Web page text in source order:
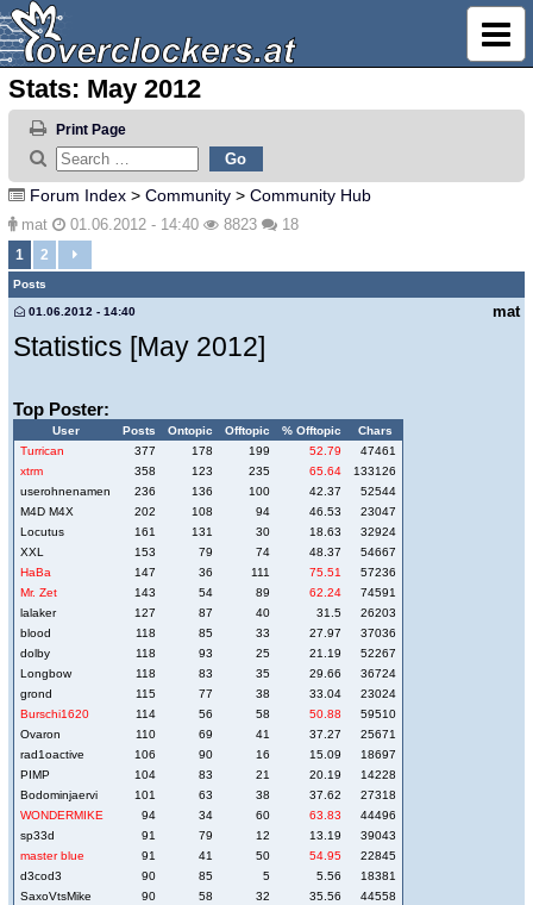
Stats: May 2012
Print Page
Forum Index > Community > Community Hub
mat 01.06.2012 - 14:40 8823 18
1 2
Posts
mat
01.06.2012 - 14:40
Statistics [May 2012]
Top Poster:
User Posts Ontopic Offtopic % Offtopic
Chars
Turrican
377 178 199 52.79
47461
xtrm
358 123 235 65.64
133126
userohnenamen
236 136 100 42.37
52544
M4D M4X
202 108 94 46.53
23047
Locutus
161 131 30 18.63
32924
XXL
153 79 74 48.37
54667
HaBa
147 36 111 75.51
57236
Mr. Zet
143 54 89 62.24
74591
lalaker
127 87 40 31.5
26203
blood
118 85 33 27.97
37036
dolby
118 93 25 21.19
52267
Longbow
118 83 35 29.66
36724
grond
115 77 38 33.04
23024
Burschi1620
114 56 58 50.88
59510
Ovaron
110 69 41 37.27
25671
rad1oactive
106 90 16 15.09
18697
PIMP
104 83 21 20.19
14228
Bodominjaervi
101 63 38 37.62
27318
WONDERMIKE
94 34 60 63.83
44496
sp33d
91 79 12 13.19
39043
master blue
91 41 50 54.95
22845
d3cod3
90 85 5 5.56
18381
SaxoVtsMike
90 58 32 35.56
44558